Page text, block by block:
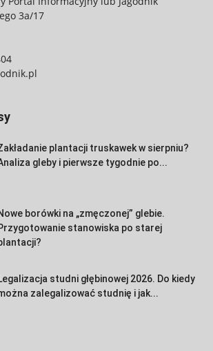
3a/17
plantacji truskawek w sierpniu?
gleby i pierwsze tygodnie po...
borówki na „zmęczonej” glebie.
stanowiska po starej
studni głębinowej 2026. Do kiedy
zalegalizować studnię i jak...